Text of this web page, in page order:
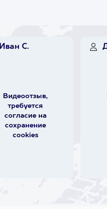
Иван С.
Видеоотзыв,
требуется
согласие на
сохранение
cookies